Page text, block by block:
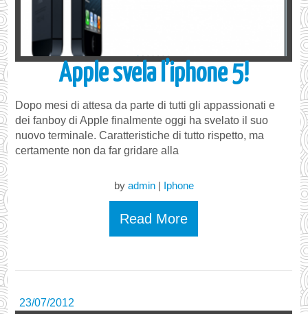
Apple svela l’iphone 5!
Dopo mesi di attesa da parte di tutti gli appassionati e
dei fanboy di Apple finalmente oggi ha svelato il suo
nuovo terminale. Caratteristiche di tutto rispetto, ma
certamente non da far gridare alla
by admin| Iphone
Read More
23/07/2012